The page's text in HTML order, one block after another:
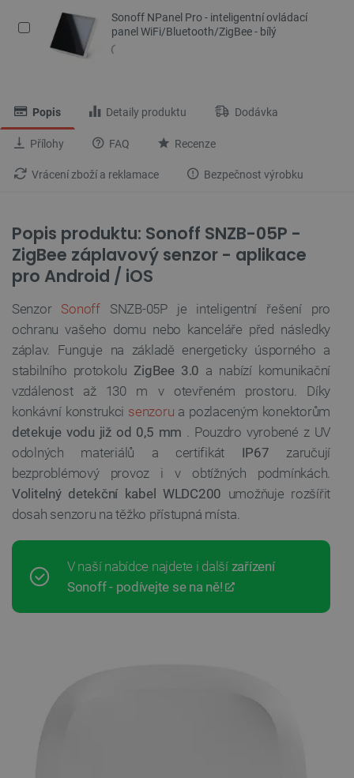
Sonoff NPanel Pro - inteligentní ovládací
panel WiFi/Bluetooth/ZigBee - bílý
Popis Detaily produktu Dodávka
Přílohy FAQ Recenze
Vrácení zboží a reklamace Bezpečnost výrobku
Popis produktu: Sonoff SNZB-05P -
ZigBee záplavový senzor - aplikace
pro Android / iOS
Senzor SonoffSNZB-05P je inteligentní řešení pro
ochranu vašeho domu nebo kanceláře před následky
záplav. Funguje na základě energeticky úsporného a
stabilního protokolu ZigBee 3.0 a nabízí komunikační
vzdálenost až 130 m v otevřeném prostoru. Díky
konkávní konstrukci senzoru a pozlaceným konektorům
detekuje vodu již od 0,5 mm . Pouzdro vyrobené z UV
odolných materiálů a certifikát IP67 zaručují
bezproblémový provoz i v obtížných podmínkách.
Volitelný detekční kabel WLDC200 umožňuje rozšířit
dosah senzoru na těžko přístupná místa.
V naší nabídce najdete i další zařízení
Sonoff - podívejte se na ně!